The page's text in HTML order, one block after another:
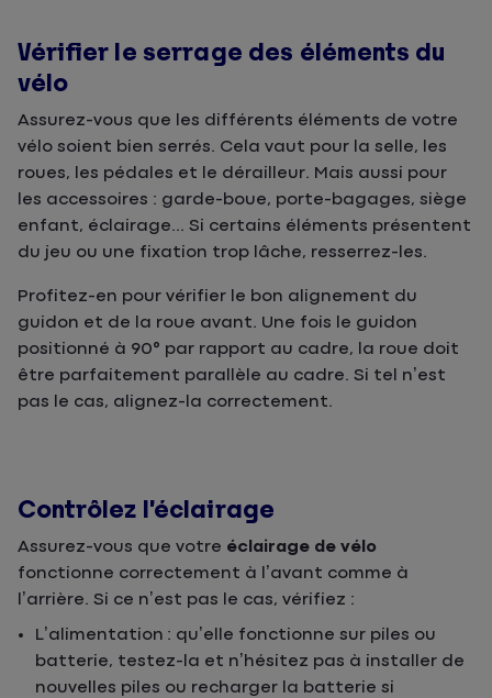
Vérifier le serrage des éléments du
vélo
Assurez-vous que les différents éléments de votre
vélo soient bien serrés. Cela vaut pour la selle, les
roues, les pédales et le dérailleur. Mais aussi pour
les accessoires : garde-boue, porte-bagages, siège
enfant, éclairage... Si certains éléments présentent
du jeu ou une fixation trop lâche, resserrez-les.
Profitez-en pour vérifier le bon alignement du
guidon et de la roue avant. Une fois le guidon
positionné à 90° par rapport au cadre, la roue doit
être parfaitement parallèle au cadre. Si tel n’est
pas le cas, alignez-la correctement.
Contrôlez l’éclairage
Assurez-vous que votre éclairage de vélo
fonctionne correctement à l’avant comme à
l’arrière. Si ce n’est pas le cas, vérifiez :
L’alimentation : qu’elle fonctionne sur piles ou
batterie, testez-la et n’hésitez pas à installer de
nouvelles piles ou recharger la batterie si